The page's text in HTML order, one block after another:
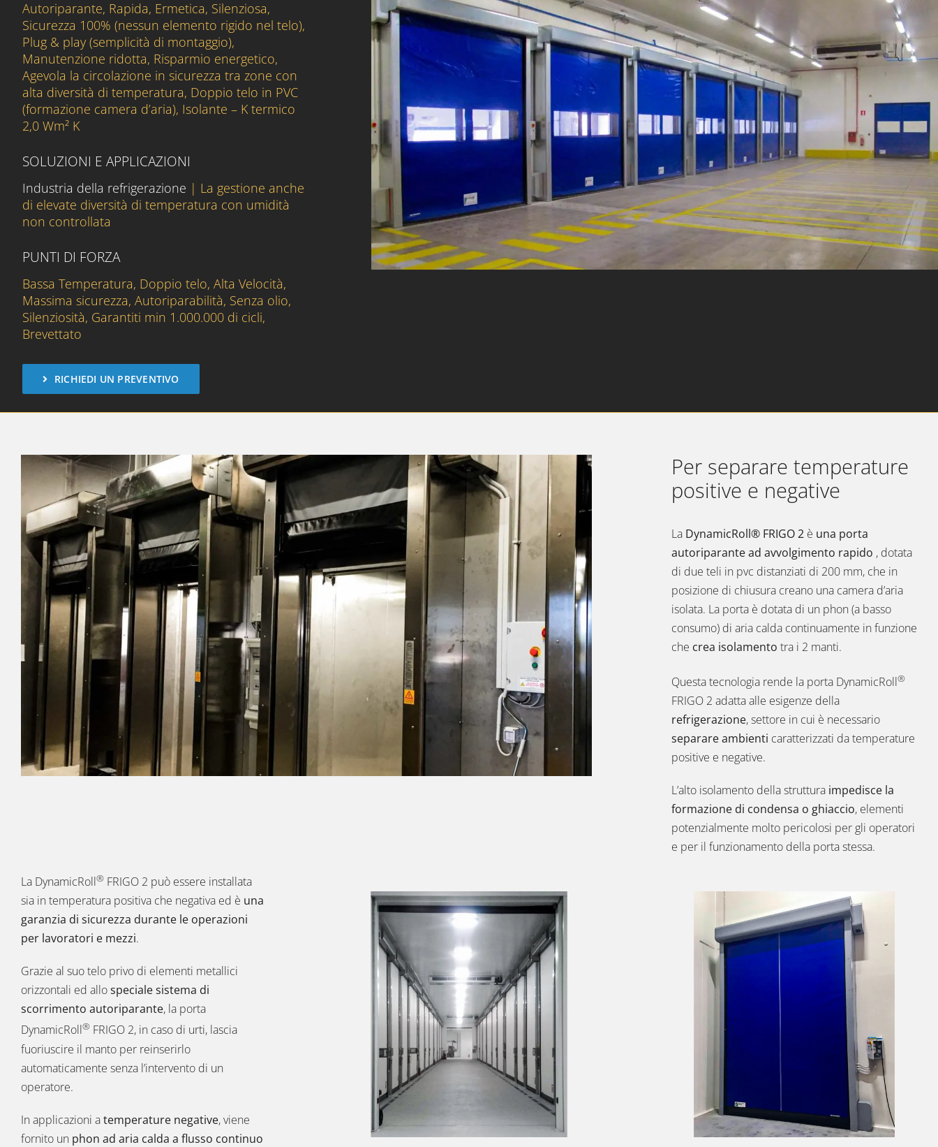
Autoriparante, Rapida, Ermetica, Silenziosa,
Sicurezza 100% (nessun elemento rigido nel telo),
Plug & play (semplicità di montaggio),
Manutenzione ridotta, Risparmio energetico,
Agevola la circolazione in sicurezza tra zone con
alta diversità di temperatura, Doppio telo in PVC
(formazione camera d’aria), Isolante – K termico
2,0 Wm² K
SOLUZIONI E APPLICAZIONI
Industria della refrigerazione | La gestione anche
di elevate diversità di temperatura con umidità
non controllata
PUNTI DI FORZA
Bassa Temperatura, Doppio telo, Alta Velocità,
Massima sicurezza, Autoriparabilità, Senza olio,
Silenziosità, Garantiti min 1.000.000 di cicli,
Brevettato
RICHIEDI UN PREVENTIVO
Per separare temperature
positive e negative
La DynamicRoll® FRIGO 2è una porta
autoriparante ad avvolgimento rapido , dotata
di due teli in pvc distanziati di 200 mm, che in
posizione di chiusura creano una camera d’aria
isolata. La porta è dotata di un phon (a basso
consumo) di aria calda continuamente in funzione
che crea isolamento tra i 2 manti.
Questa tecnologia rende la porta DynamicRoll®
FRIGO 2 adatta alle esigenze della
refrigerazione, settore in cui è necessario
separare ambienti caratterizzati da temperature
positive e negative.
L’alto isolamento della struttura impedisce la
formazione di condensa o ghiaccio, elementi
potenzialmente molto pericolosi per gli operatori
e per il funzionamento della porta stessa.
La DynamicRoll®FRIGO 2 può essere installata
sia in temperatura positiva che negativa ed è una
garanzia di sicurezza durante le operazioni
per lavoratori e mezzi.
Grazie al suo telo privo di elementi metallici
orizzontali ed allospeciale sistema di
scorrimento autoriparante, la porta
DynamicRoll®FRIGO 2, in caso di urti, lascia
fuoriuscire il manto per reinserirlo
automaticamente senza l’intervento di un
operatore.
In applicazioni atemperature negative, viene
fornito un phon ad aria calda a flusso continuo